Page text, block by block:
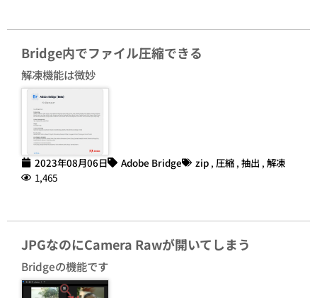
Bridge内でファイル圧縮できる
解凍機能は微妙
2023年08月06日 Adobe Bridge zip , 圧縮 , 抽出 , 解凍
1,465
JPGなのにCamera Rawが開いてしまう
Bridgeの機能です